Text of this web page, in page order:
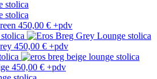
450,00 € +pdv
450,00 € +pdv
450,00 € +pdv